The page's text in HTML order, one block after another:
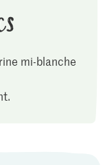
mi-blanche